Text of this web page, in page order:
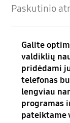
Paskutinio
Galite
valdiklių
pridėdami
telefonas
lengviau
programas
pateiktame